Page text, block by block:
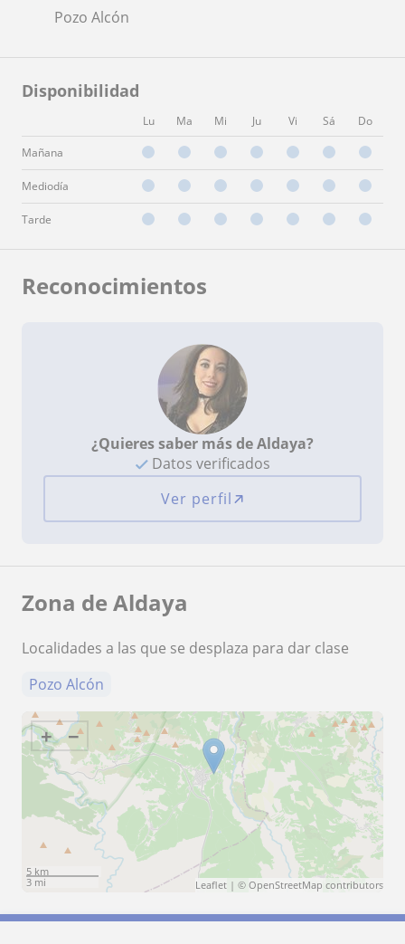
Pozo Alcón
Disponibilidad
Lu Ma Mi Ju Vi Sá Do
Mañana
Mediodía
Tarde
Reconocimientos
¿Quieres saber más de Aldaya?
Datos verificados
Ver perfil
Zona de Aldaya
Localidades a las que se desplaza para dar clase
Pozo Alcón
+ −
5 km
3 mi
Leaflet | © OpenStreetMap contributors